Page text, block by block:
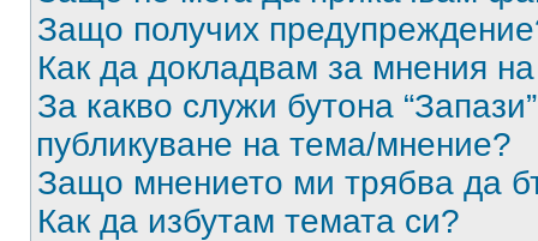
Защо получих
Как да докладвам за мнения
За какво служи бутона
публикуване на тема/мнение?
Защо мнението ми трябва да
Как да избутам темата си?